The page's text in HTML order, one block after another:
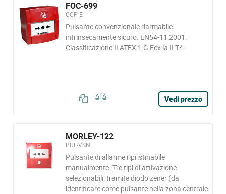
FOC-699
CCP-E
Pulsante convenzionale riarmabile
intrinsecamente sicuro. EN54-11:2001.
Classificazione II ATEX 1 G Eex ia II T4.
Vedi prezzo
MORLEY-122
PUL-VSN
Pulsante di allarme ripristinabile
manualmente. Tre tipi di attivazione
selezionabili: tramite diodo zener (da
identificare come pulsante nella zona centrale